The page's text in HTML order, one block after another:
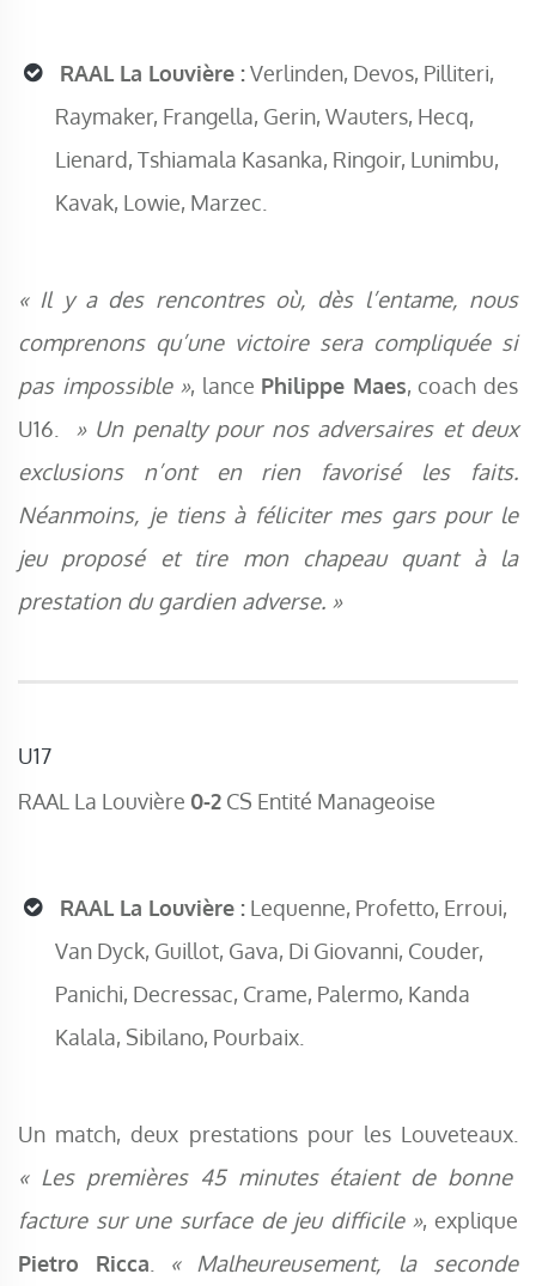
RAAL La Louvière :Verlinden, Devos, Pilliteri,
Raymaker, Frangella, Gerin, Wauters, Hecq,
Lienard, Tshiamala Kasanka, Ringoir, Lunimbu,
Kavak, Lowie, Marzec.
« Il y a des rencontres où, dès l’entame, nous
comprenons qu’une victoire sera compliquée si
pas impossible », lance Philippe Maes, coach des
U16.
» Un penalty pour nos adversaires et deux
exclusions n’ont en rien favorisé les faits.
Néanmoins, je tiens à féliciter mes gars pour le
jeu proposé et tire mon chapeau quant à la
prestation du gardien adverse. »
U17
RAAL La Louvière 0-2 CS Entité Manageoise
RAAL La Louvière : Lequenne, Profetto, Erroui,
Van Dyck, Guillot, Gava, Di Giovanni, Couder,
Panichi, Decressac, Crame, Palermo, Kanda
Kalala, Sibilano, Pourbaix.
Un match, deux prestations pour les Louveteaux.
« Les premières 45 minutes étaient de bonne
facture sur une surface de jeu difficile », explique
Pietro Ricca
« Malheureusement, la seconde